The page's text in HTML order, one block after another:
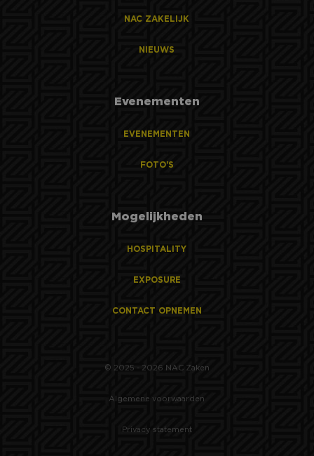
NAC ZAKELIJK
NIEUWS
Evenementen
EVENEMENTEN
FOTO'S
Mogelijkheden
HOSPITALITY
EXPOSURE
CONTACT OPNEMEN
© 2025 - 2026 NAC Zaken
Algemene voorwaarden
Privacy statement